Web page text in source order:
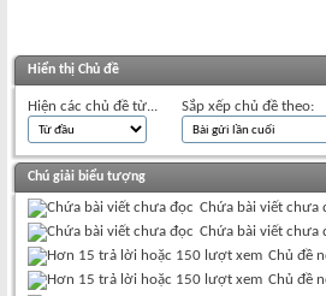
Hiển thị Chủ đề
Hiện các chủ đề từ... Sắp xếp chủ đề theo:
Chú giải biểu tượng
Chứa bài viết chưa
Chứa bài viết chưa
Chủ đề
Chủ đề